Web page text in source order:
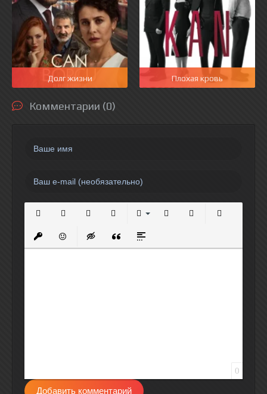
Долг жизни Плохая кровь
Комментарии (0)
Вставить защищенную ссылку
Вставить смайлик
Вставка скрытого текста
Вставка цитаты
Вставка спойлера
0
Добавить комментарий